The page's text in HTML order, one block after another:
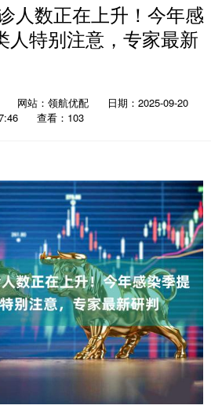
人数正在上升！今年感
人特别注意，专家最新
网站：领航优配
日期：2025-09-20
查看：103